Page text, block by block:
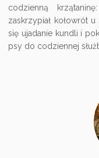
codzienną
zaskrzypiał kołowrót
się ujadanie kundli i
psy do codziennej